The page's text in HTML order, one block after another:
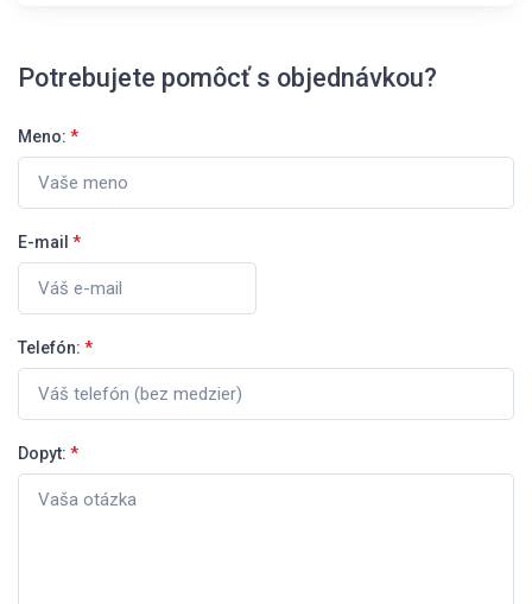
Potrebujete pomôcť s objednávkou?
Meno: *
E-mail *
Telefón: *
Dopyt: *